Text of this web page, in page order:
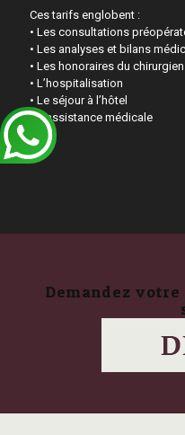
Ces tarifs englobent :
• Les consultations
• Les analyses et bilans
• Les honoraires du
• L’hospitalisation
• Le séjour à l’hôtel
• L’assistance médicale
Demandez